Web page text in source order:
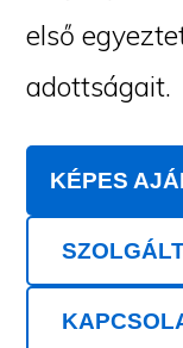
első
adottságait.
KÉPES